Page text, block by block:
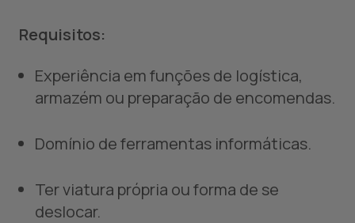
Requisitos:
Experiência em funções de logística,
armazém ou preparação de encomendas.
Domínio de ferramentas informáticas.
Ter viatura própria ou forma de se
deslocar.